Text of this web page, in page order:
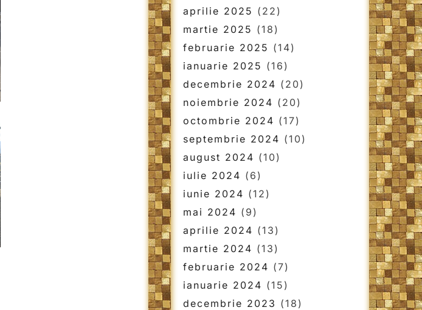
aprilie 2025 (22)
martie 2025 (18)
februarie 2025 (14)
ianuarie 2025 (16)
decembrie 2024 (20)
noiembrie 2024 (20)
octombrie 2024 (17)
septembrie 2024 (10)
august 2024 (10)
iulie 2024 (6)
iunie 2024 (12)
mai 2024 (9)
aprilie 2024 (13)
martie 2024 (13)
februarie 2024 (7)
ianuarie 2024 (15)
decembrie 2023 (18)